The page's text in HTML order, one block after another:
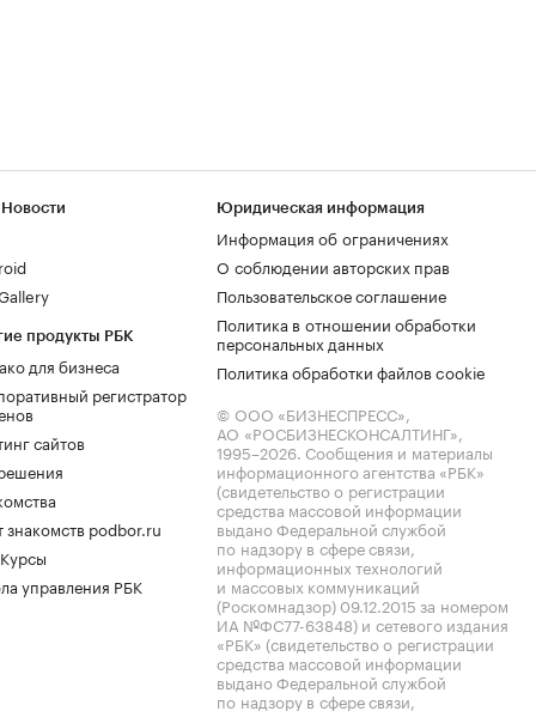
продукты РБК
для бизнеса
регистратор
сайтов
знакомств podbor.ru
управления РБК
Юридическая информация
Информация об ограничениях
О соблюдении авторских прав
Пользовательское соглашение
Политика в отношении обработки
персональных данных
Политика обработки файлов cookie
© ООО «БИЗНЕСПРЕСС»,
АО «РОСБИЗНЕСКОНСАЛТИНГ»,
1995–2026. Сообщения и материалы
информационного агентства «РБК»
(свидетельство о регистрации
средства массовой информации
выдано Федеральной службой
по надзору в сфере связи,
информационных технологий
и массовых коммуникаций
(Роскомнадзор) 09.12.2015 за номером
ИА №ФС77-63848) и сетевого издания
«РБК» (свидетельство о регистрации
средства массовой информации
выдано Федеральной службой
по надзору в сфере связи,